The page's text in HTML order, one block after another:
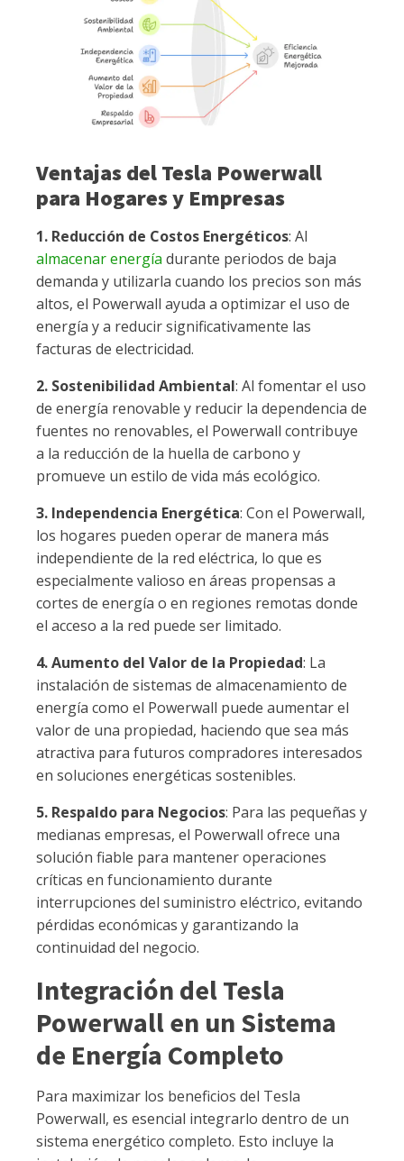
Ventajas del Tesla Powerwall
para Hogares y Empresas
1. Reducción de Costos Energéticos: Al
almacenar energía durante periodos de baja
demanda y utilizarla cuando los precios son más
altos, el Powerwall ayuda a optimizar el uso de
energía y a reducir significativamente las
facturas de electricidad.
2. Sostenibilidad Ambiental: Al fomentar el uso
de energía renovable y reducir la dependencia de
fuentes no renovables, el Powerwall contribuye
a la reducción de la huella de carbono y
promueve un estilo de vida más ecológico.
3. Independencia Energética: Con el Powerwall,
los hogares pueden operar de manera más
independiente de la red eléctrica, lo que es
especialmente valioso en áreas propensas a
cortes de energía o en regiones remotas donde
el acceso a la red puede ser limitado.
4. Aumento del Valor de la Propiedad: La
instalación de sistemas de almacenamiento de
energía como el Powerwall puede aumentar el
valor de una propiedad, haciendo que sea más
atractiva para futuros compradores interesados
en soluciones energéticas sostenibles.
5. Respaldo para Negocios: Para las pequeñas y
medianas empresas, el Powerwall ofrece una
solución fiable para mantener operaciones
críticas en funcionamiento durante
interrupciones del suministro eléctrico, evitando
pérdidas económicas y garantizando la
continuidad del negocio.
Integración del Tesla
Powerwall en un Sistema
de Energía Completo
Para maximizar los beneficios del Tesla
Powerwall, es esencial integrarlo dentro de un
sistema energético completo. Esto incluye la